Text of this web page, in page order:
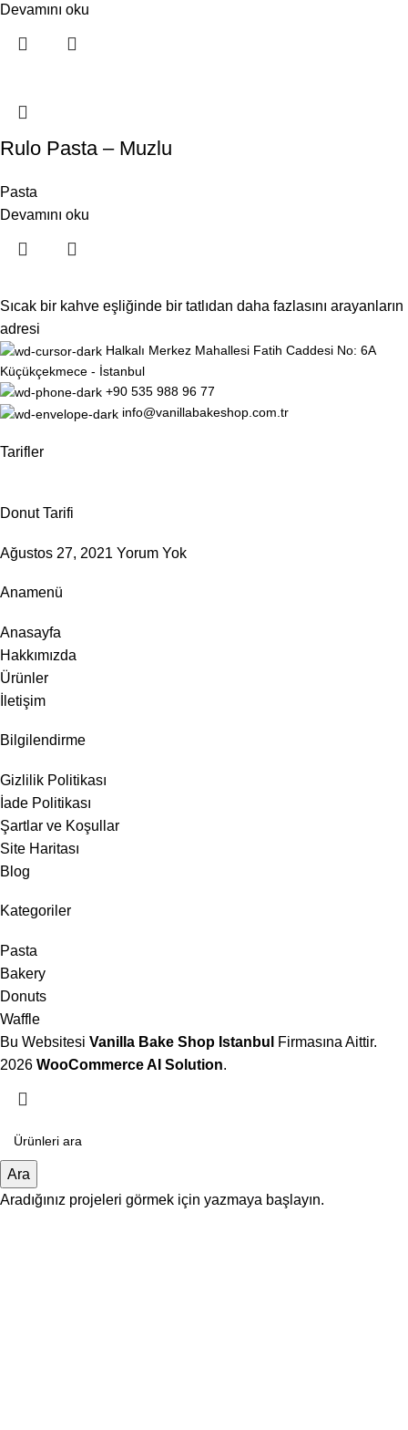
Devamını oku
Rulo Pasta – Muzlu
Pasta
Devamını oku
Sıcak bir kahve eşliğinde bir tatlıdan daha fazlasını arayanların
adresi
Halkalı Merkez Mahallesi Fatih Caddesi No: 6A
Küçükçekmece - İstanbul
+90 535 988 96 77
info@vanillabakeshop.com.tr
Tarifler
Donut Tarifi
Ağustos 27, 2021 Yorum Yok
Anamenü
Anasayfa
Hakkımızda
Ürünler
İletişim
Bilgilendirme
Gizlilik Politikası
İade Politikası
Şartlar ve Koşullar
Site Haritası
Blog
Kategoriler
Pasta
Bakery
Donuts
Waffle
Bu Websitesi Vanilla Bake Shop Istanbul
Firmasına Aittir.
2026 WooCommerce AI Solution.
Ara
Aradığınız projeleri görmek için yazmaya başlayın.